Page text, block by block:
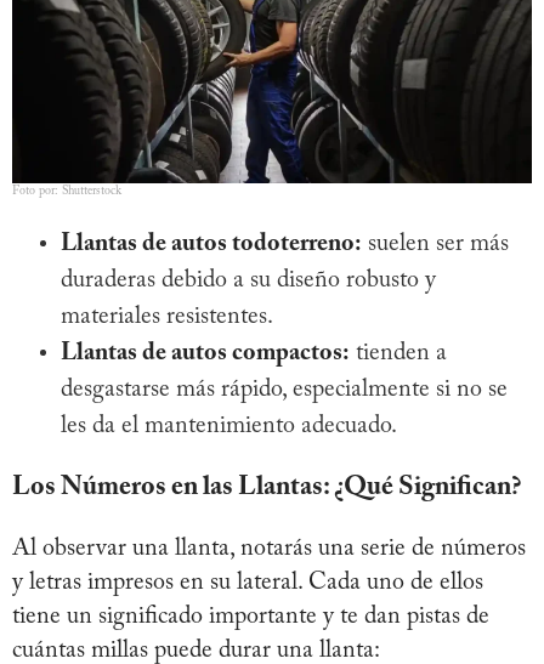
Foto por: Shutterstock
Llantas de autos todoterreno: suelen ser más
duraderas debido a su diseño robusto y
materiales resistentes.
Llantas de autos compactos: tienden a
desgastarse más rápido, especialmente si no se
les da el mantenimiento adecuado.
Los Números en las Llantas: ¿Qué Significan?
Al observar una llanta, notarás una serie de números
y letras impresos en su lateral. Cada uno de ellos
tiene un significado importante y te dan pistas de
cuántas millas puede durar una llanta: